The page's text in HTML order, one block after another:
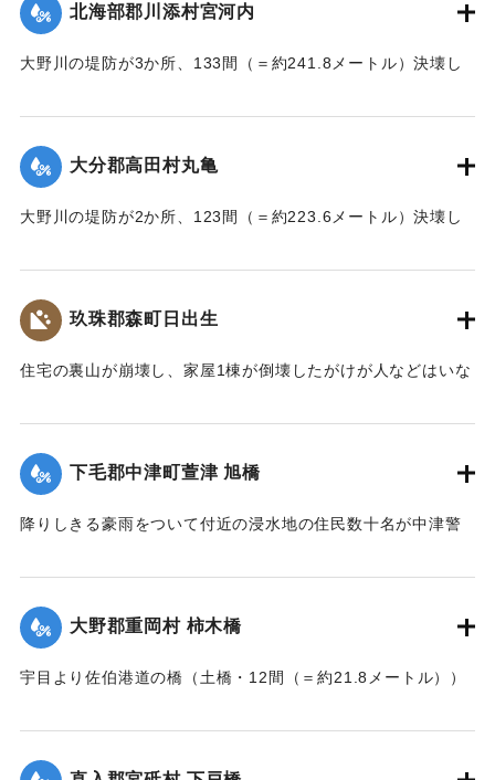
｜固有コード: 002680204
北海部郡川添村宮河内
大野川の堤防が3か所、133間（＝約241.8メートル）決壊し
｜固有コード: 002680205
大分郡高田村丸亀
大野川の堤防が2か所、123間（＝約223.6メートル）決壊し
｜固有コード: 002680206
玖珠郡森町日出生
住宅の裏山が崩壊し、家屋1棟が倒壊したがけが人などはいな
｜固有コード: 002680198
下毛郡中津町萱津 旭橋
降りしきる豪雨をついて付近の浸水地の住民数十名が中津警
水は明治26年の水害に比べても割合が大きく、浸水家屋が
200戸に及んでいるのは要するに排水地である橋の上に不自然
な住宅を建築する許可を当局が出したためとして、その不当
と13日以来、住民の間で協議が進められてきたが、費用など
憤慨している。
大野郡重岡村 柿木橋
宇目より佐伯港道の橋（土橋・12間（＝約21.8メートル））